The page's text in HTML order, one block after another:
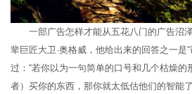
一部广告怎样才能从五花八门的广告沼
辈巨匠大卫·奥格威，他给出来的回答之一是
过：“若你以为一句简单的口号和几个枯燥
者）买你的东西，那你就太低估他们的智能